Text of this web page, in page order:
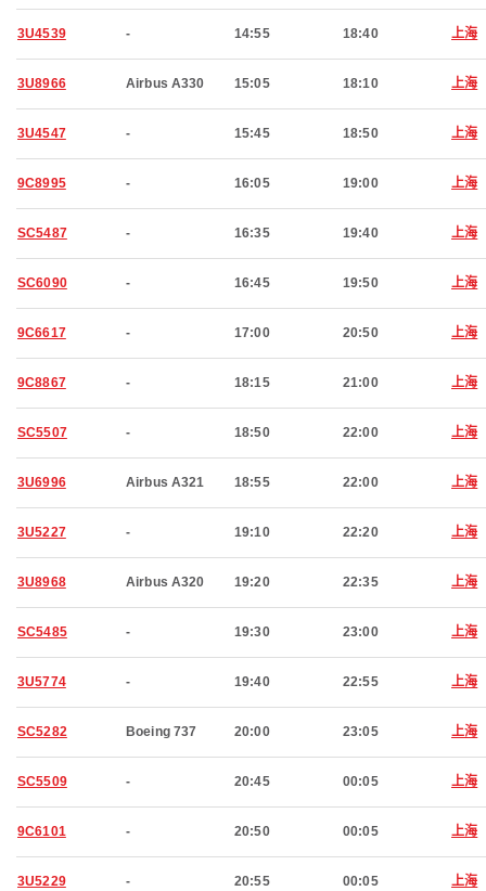
3U4539 - 14:55 18:40 上海
3U8966 Airbus A330 15:05 18:10 上海
3U4547 - 15:45 18:50 上海
9C8995 - 16:05 19:00 上海
SC5487 - 16:35 19:40 上海
SC6090 - 16:45 19:50 上海
9C6617 - 17:00 20:50 上海
9C8867 - 18:15 21:00 上海
SC5507 - 18:50 22:00 上海
3U6996 Airbus A321 18:55 22:00 上海
3U5227 - 19:10 22:20 上海
3U8968 Airbus A320 19:20 22:35 上海
SC5485 - 19:30 23:00 上海
3U5774 - 19:40 22:55 上海
SC5282 Boeing 737 20:00 23:05 上海
SC5509 - 20:45 00:05 上海
9C6101 - 20:50 00:05 上海
3U5229 - 20:55 00:05 上海